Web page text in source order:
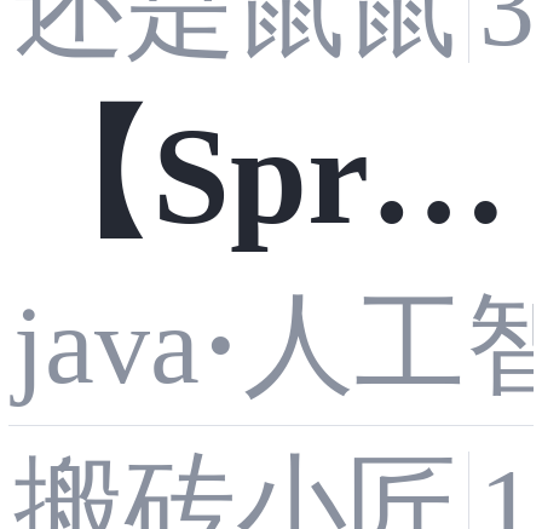
分页与
全量查
ng Boot
4 最被
【Sprin
g AI智
java· 人工